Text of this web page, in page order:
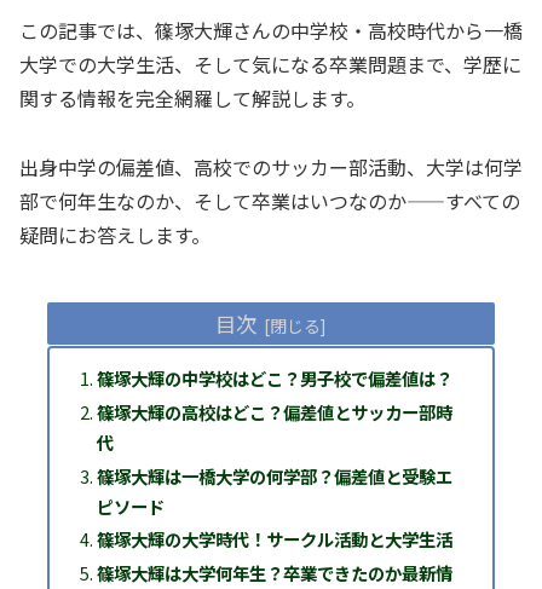
この記事では、篠塚大輝さんの中学校・高校時代から一橋
大学での大学生活、そして気になる卒業問題まで、学歴に
関する情報を完全網羅して解説します。
出身中学の偏差値、高校でのサッカー部活動、大学は何学
部で何年生なのか、そして卒業はいつなのか——すべての
疑問にお答えします。
目次
篠塚大輝の中学校はどこ？男子校で偏差値は？
篠塚大輝の高校はどこ？偏差値とサッカー部時
代
篠塚大輝は一橋大学の何学部？偏差値と受験エ
ピソード
篠塚大輝の大学時代！サークル活動と大学生活
篠塚大輝は大学何年生？卒業できたのか最新情